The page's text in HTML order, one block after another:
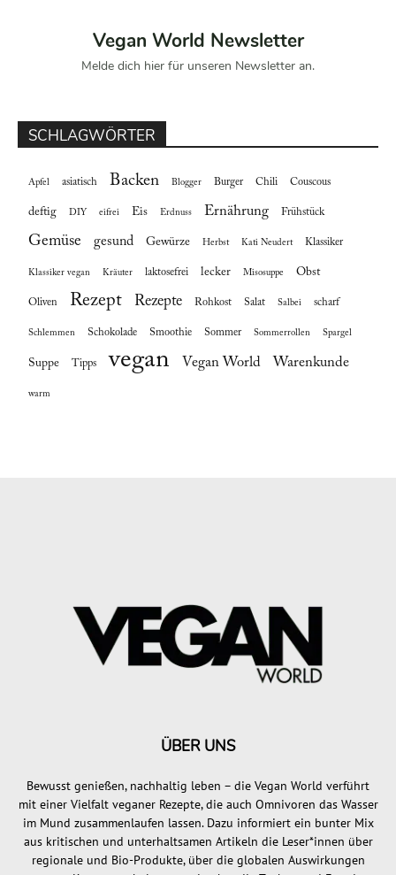
Vegan World Newsletter
Melde dich hier für unseren Newsletter an.
SCHLAGWÖRTER
Apfel asiatisch Backen Blogger Burger Chili Couscous
deftig DIY eifrei Eis Erdnuss Ernährung Frühstück
Gemüse gesund Gewürze Herbst Kati Neudert Klassiker
Klassiker vegan Kräuter laktosefrei lecker Misosuppe Obst
Oliven Rezept Rezepte Rohkost Salat Salbei scharf
Schlemmen Schokolade Smoothie Sommer Sommerrollen Spargel
Suppe Tipps vegan Vegan World Warenkunde
warm
ÜBER UNS
Bewusst genießen, nachhaltig leben – die Vegan World verführt
mit einer Vielfalt veganer Rezepte, die auch Omnivoren das Wasser
im Mund zusammenlaufen lassen. Dazu informiert ein bunter Mix
aus kritischen und unterhaltsamen Artikeln die Leser*innen über
regionale und Bio-Produkte, über die globalen Auswirkungen